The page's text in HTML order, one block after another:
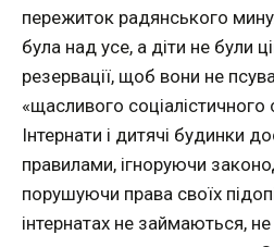
пережиток радянського
була над усе, а діти не були
резервації, щоб вони не
«щасливого соціалістичного
Інтернати і дитячі будинки
правилами, ігноруючи
порушуючи права своїх
інтернатах не займаються,